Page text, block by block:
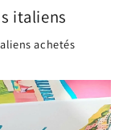
italiens
achetés